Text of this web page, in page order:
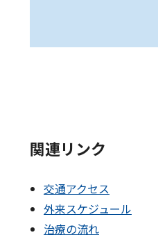
関連リンク
交通アクセス
外来スケジュール
治療の流れ